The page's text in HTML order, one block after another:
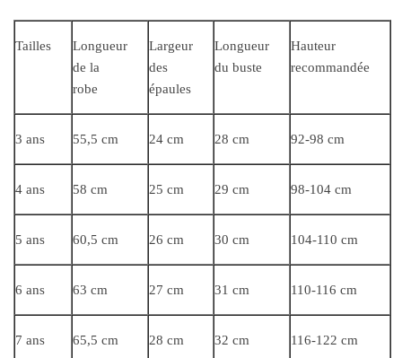
Tailles
Longueur
de la
robe
Largeur
des
épaules
Longueur
du buste
Hauteur
recommandée
3 ans 55,5 cm 24 cm 28 cm 92-98 cm
4 ans 58 cm 25 cm 29 cm 98-104 cm
5 ans 60,5 cm 26 cm 30 cm 104-110 cm
6 ans 63 cm 27 cm 31 cm 110-116 cm
7 ans 65,5 cm 28 cm 32 cm 116-122 cm